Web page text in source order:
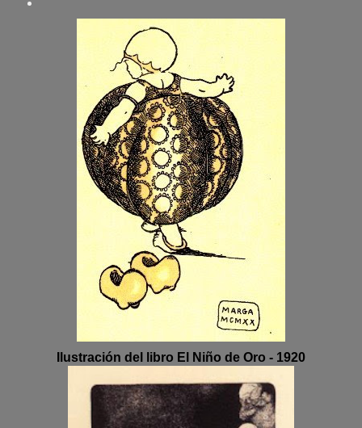
Ilustración del libro El Niño de Oro - 1920